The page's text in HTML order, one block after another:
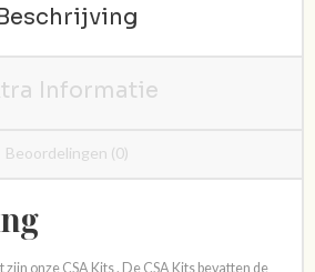
Informatie
Beoordelingen (0)
onze CSA Kits . De CSA Kits bevatten de